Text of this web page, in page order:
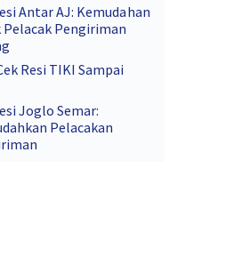
Antar AJ: Kemudahan
Pengiriman
Resi TIKI Sampai
Joglo Semar:
Pelacakan